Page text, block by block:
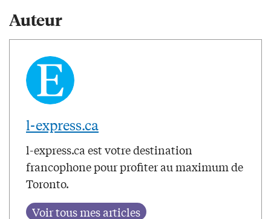
Auteur
l-express.ca
l-express.ca est votre destination
francophone pour profiter au maximum de
Toronto.